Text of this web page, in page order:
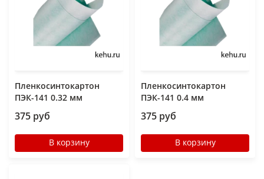
Пленкосинтокартон
ПЭК-141 0.32 мм
375 руб
В корзину
Пленкосинтокартон
ПЭК-141 0.4 мм
375 руб
В корзину